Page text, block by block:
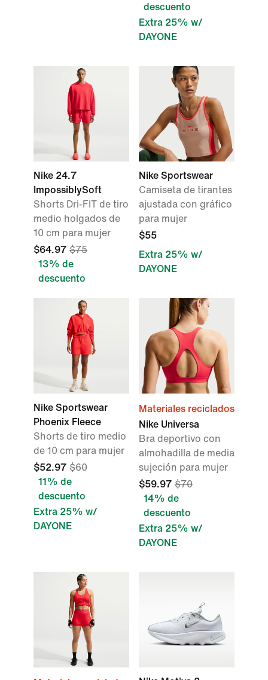
descuento
Extra 25% w/
DAYONE
Nike 24.7
ImpossiblySoft
Shorts Dri-FIT de tiro
medio holgados de
10 cm para mujer
$64.97 $75
13% de
descuento
Nike Sportswear
Camiseta de tirantes
ajustada con gráfico
para mujer
$55
Extra 25% w/
DAYONE
Nike Sportswear
Phoenix Fleece
Shorts de tiro medio
de 10 cm para mujer
$52.97 $60
11% de
descuento
Extra 25% w/
DAYONE
Materiales reciclados
Nike Universa
Bra deportivo con
almohadilla de media
sujeción para mujer
$59.97 $70
14% de
descuento
Extra 25% w/
DAYONE